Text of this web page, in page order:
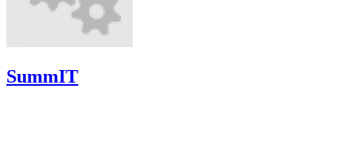
SummIT